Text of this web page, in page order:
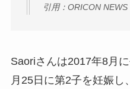
引用：ORICON NEWS
Saoriさんは2017年8月
月25日に第2子を妊娠し